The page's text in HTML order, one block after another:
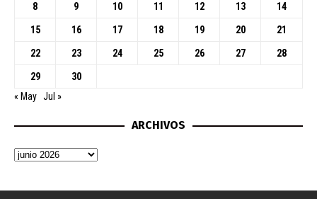
8 9 10 11 12 13 14
15 16 17 18 19 20 21
22 23 24 25 26 27 28
29
30
« May Jul »
ARCHIVOS